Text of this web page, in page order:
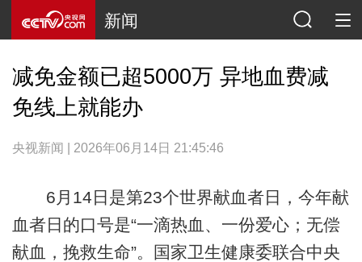
新闻
减免金额已超5000万 异地血费减
免线上就能办
央视新闻 | 2026年06月14日 21:45:46
6月14日是第23个世界献血者日，今年献
血者日的口号是“一滴热血、一份爱心；无偿
献血，挽救生命”。国家卫生健康委联合中央